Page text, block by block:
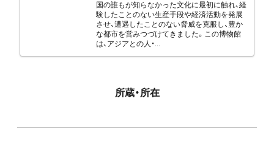
国の誰もが知らなかった文化に最初に触れ、経
験したことのない生産手段や経済活動を発展
させ、遭遇したことのない脅威を克服し、豊か
な都市を営みつづけてきました。この博物館
は、アジアとの人・...
所蔵・所在